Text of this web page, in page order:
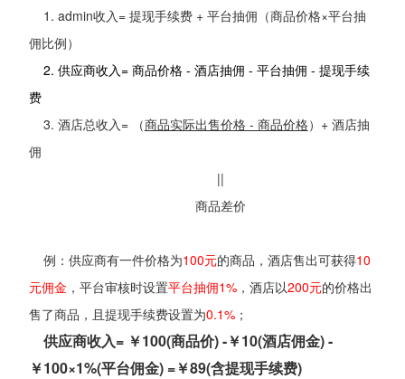
1. admin收入= 提现手续费 + 平台抽佣（商品价格×平台抽
佣比例）
2. 供应商收入= 商品价格 - 酒店抽佣 - 平台抽佣 - 提现手续
费
3. 酒店总收入= （商品实际出售价格 - 商品价格）+ 酒店抽
佣
||
商品差价
例：供应商有一件价格为100元的商品，酒店售出可获得10
元佣金 ，平台审核时设置平台抽佣1%，酒店以200元的价格出
售了商品，且提现手续费设置为0.1%；
供应商收入= ￥100(商品价) -￥10(酒店佣金) -
￥100×1%(平台佣金) =￥89(含提现手续费)